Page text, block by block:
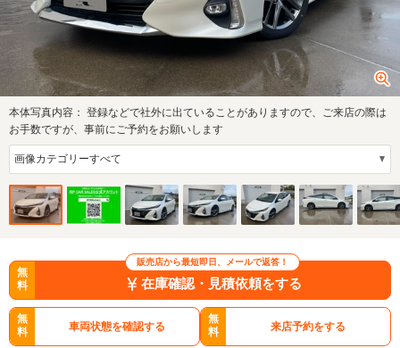
本体写真内容： 登録などで社外に出ていることがありますので、ご来店の際は
お手数ですが、事前にご予約をお願いします
販売店から最短即日、メールで返答！
無
料
在庫確認・見積依頼をする
無
料
車両状態を確認する
無
料
来店予約をする